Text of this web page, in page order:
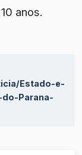
anos.
Estado-e-
Parana-